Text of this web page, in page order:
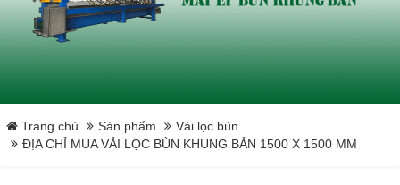
Trang chủ Sản phẩm
Vải lọc bùn
ĐỊA CHỈ MUA VẢI LỌC BÙN KHUNG BẢN 1500 X 1500 MM